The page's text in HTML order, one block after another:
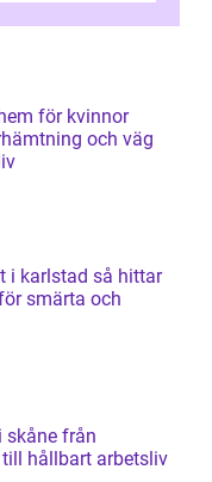
för kvinnor
och väg
så hittar
smärta och
från
hållbart arbetsliv